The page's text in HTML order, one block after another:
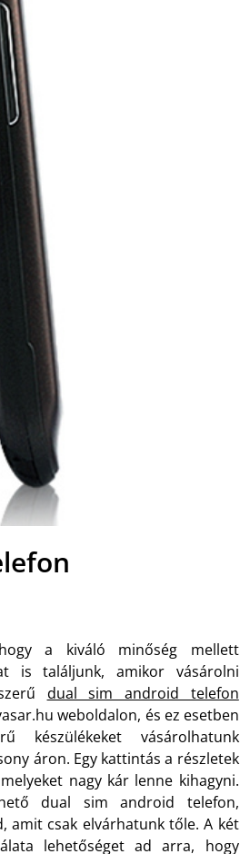
a kiváló minőség mellett
is találjunk, amikor vásárolni
dual sim android telefon
weboldalon, és ez esetben
készülékeket vásárolhatunk
áron. Egy kattintás a részletek
nagy kár lenne kihagyni.
dual sim android telefon,
amit csak elvárhatunk tőle. A két
lehetőséget ad arra, hogy